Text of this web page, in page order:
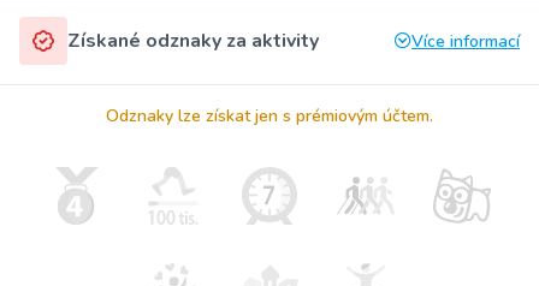
Získané odznaky za aktivity Více informací
Odznaky lze získat jen s prémiovým účtem.